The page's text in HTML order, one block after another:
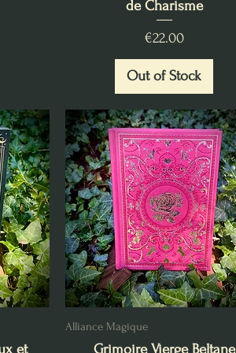
de Charisme
Price
€22.00
Out of Stock
et
Alliance Magique
Grimoire Vierge Beltane